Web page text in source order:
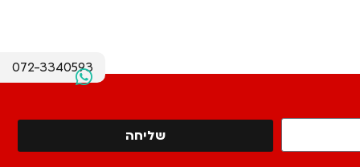
שליחה
072-3340593